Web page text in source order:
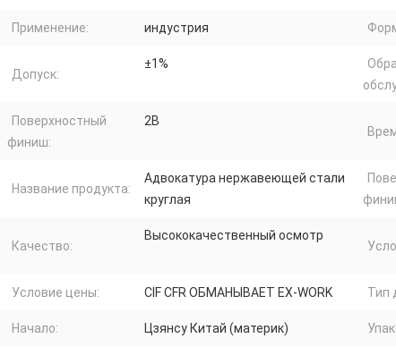
Применение: индустрия
Допуск:
±1%
Поверхностный
финиш:
2B
Название продукта:
Адвокатура нержавеющей стали
круглая
Качество:
Высококачественный осмотр
Условие цены: CIF CFR ОБМАНЫВАЕТ EX-WORK Тип
Начало: Цзянсу Китай (материк)